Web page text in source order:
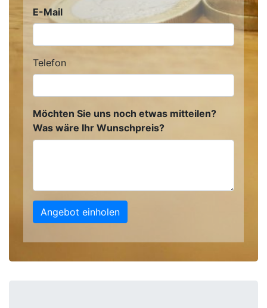
E-Mail
Telefon
Möchten Sie uns noch etwas mitteilen?
Was wäre Ihr Wunschpreis?
Angebot einholen